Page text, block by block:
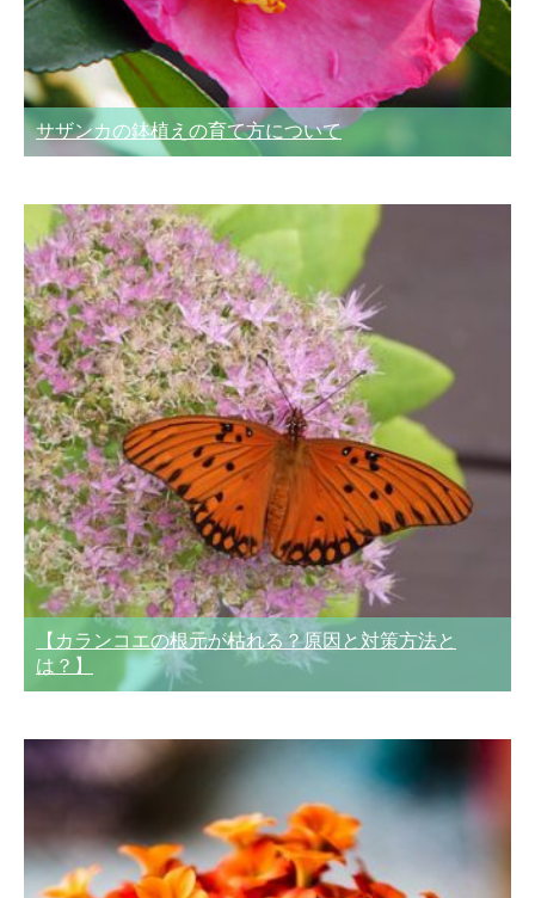
サザンカの鉢植えの育て方について
【カランコエの根元が枯れる？原因と対策方法と
は？】